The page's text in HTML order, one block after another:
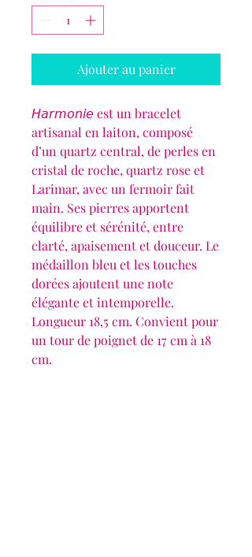
Ajouter au panier
𝘏𝘢𝘳𝘮𝘰𝘯𝘪𝘦 est un bracelet
artisanal en laiton, composé
d’un quartz central, de perles en
cristal de roche, quartz rose et
Larimar, avec un fermoir fait
main. Ses pierres apportent
équilibre et sérénité, entre
clarté, apaisement et douceur. Le
médaillon bleu et les touches
dorées ajoutent une note
élégante et intemporelle.
Longueur 18,5 cm. Convient pour
un tour de poignet de 17 cm à 18
cm.